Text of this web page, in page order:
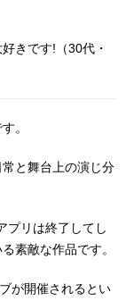
きです!（30代・
。
と舞台上の演じ分
プリは終了してし
素敵な作品です。
が開催されるとい